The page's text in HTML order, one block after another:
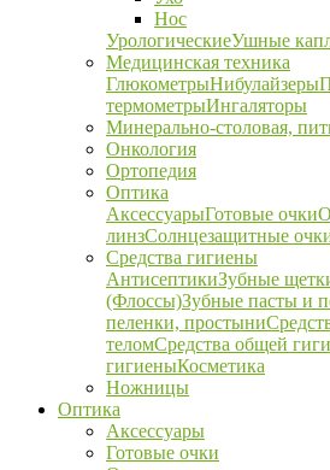
Нос
УрологическиеУшные
Медицинская техника
ГлюкометрыНибулайзеры
термометрыИнгаляторы
Минерально-столовая,
Онкология
Ортопедия
Оптика
АксессуарыГотовые очки
линзСолнцезащитные
Средства гигиены
АнтисептикиЗубные
(Флоссы)Зубные пасты и
пеленки, простыни
теломСредства общей
гигиеныКосметика
Ножницы
Оптика
Аксессуары
Готовые очки